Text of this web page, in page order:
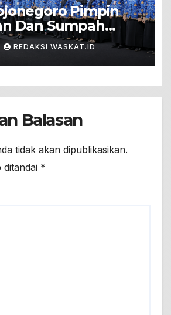
Pimpin
Dan Sumpah
PNS Baru. Ini
REDAKSI WASKAT.ID
Balasan
tidak akan dipublikasikan.
ditandai *